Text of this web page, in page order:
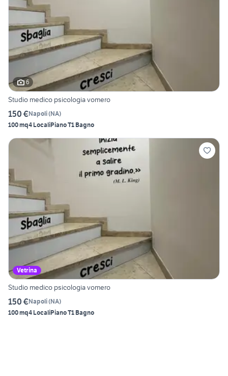
6
Studio medico psicologia vomero
150 €Napoli(NA)
100 mq4 LocaliPiano T1 Bagno
Vetrina
Studio medico psicologia vomero
150 €Napoli(NA)
100 mq4 LocaliPiano T1 Bagno